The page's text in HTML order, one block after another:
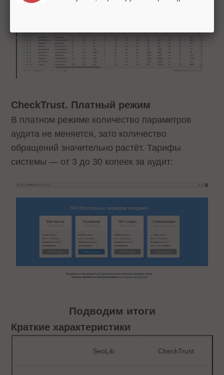
CheckTrust. Платный режим
В платном режиме количество параметров
аудита не меняется, зато количество
обращений значительно растёт. Тарифы
системы — от 3 до 30 копеек за аудит:
Подводим итоги
Краткие характеристики
SeoLib CheckTrust